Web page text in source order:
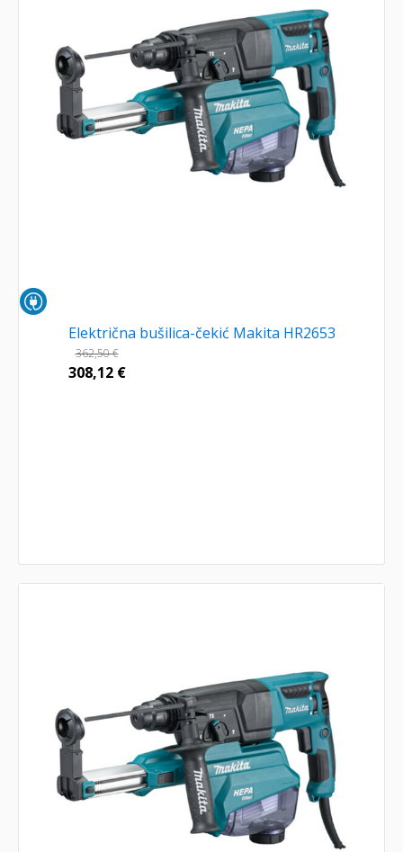
Električna bušilica-čekić Makita HR2653
362,50€
308,12 €